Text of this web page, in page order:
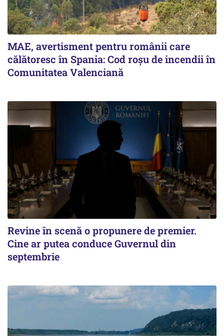
MAE, avertisment pentru românii care
călătoresc în Spania: Cod roșu de incendii în
Comunitatea Valenciană
Revine în scenă o propunere de premier.
Cine ar putea conduce Guvernul din
septembrie